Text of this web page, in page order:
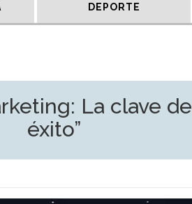
DEPORTE
La clave
éxito”